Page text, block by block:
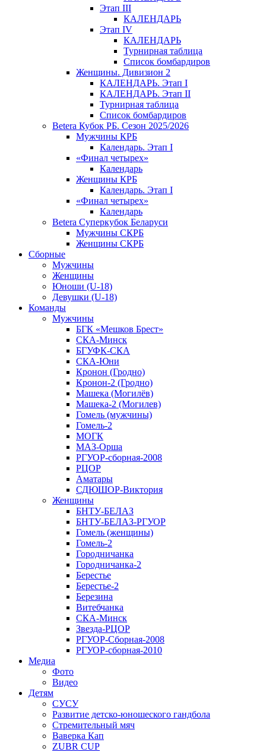
Этап III
КАЛЕНДАРЬ
Этап IV
КАЛЕНДАРЬ
Турнирная таблица
Список бомбардиров
Женщины. Дивизион 2
КАЛЕНДАРЬ. Этап I
КАЛЕНДАРЬ. Этап II
Турнирная таблица
Список бомбардиров
Betera Кубок РБ. Сезон 2025/2026
Мужчины КРБ
Календарь. Этап I
«Финал четырех»
Календарь
Женщины КРБ
Календарь. Этап I
«Финал четырех»
Календарь
Betera Суперкубок Беларуси
Мужчины СКРБ
Женщины СКРБ
Сборные
Мужчины
Женщины
Юноши (U-18)
Девушки (U-18)
Команды
Мужчины
БГК «Мешков Брест»
СКА-Минск
БГУФК-СКА
СКА-Юни
Кронон (Гродно)
Кронон-2 (Гродно)
Машека (Могилёв)
Машека-2 (Могилев)
Гомель (мужчины)
Гомель-2
МОГК
МАЗ-Орша
РГУОР-сборная-2008
РЦОР
Аматары
СДЮШОР-Виктория
Женщины
БНТУ-БЕЛАЗ
БНТУ-БЕЛАЗ-РГУОР
Гомель (женщины)
Гомель-2
Городничанка
Городничанка-2
Берестье
Берестье-2
Березина
Витебчанка
СКА-Минск
Звезда-РЦОР
РГУОР-Сборная-2008
РГУОР-сборная-2010
Медиа
Фото
Видео
Детям
СУСУ
Развитие детско-юношеского гандбола
Стремительный мяч
Ваверка Кап
ZUBR CUP